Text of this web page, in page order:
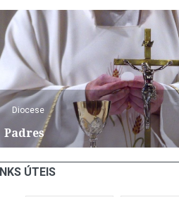
Diocese
Padres
ÚTEIS